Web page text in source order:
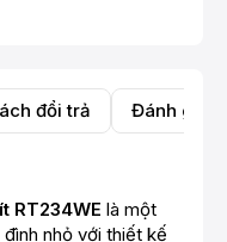
đổi trả Đánh giá
RT234WE là một
nhỏ với thiết kế